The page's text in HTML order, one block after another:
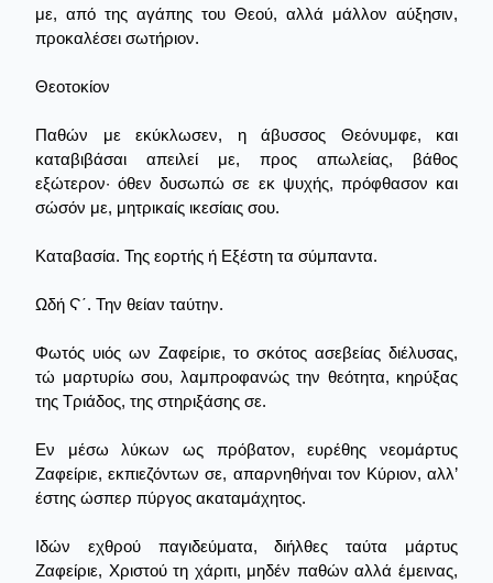
με, από της αγάπης του Θεού, αλλά μάλλον αύξησιν,
προκαλέσει σωτήριον.
Θεοτοκίον
Παθών με εκύκλωσεν, η άβυσσος Θεόνυμφε, και
καταβιβάσαι απειλεί με, προς απωλείας, βάθος
εξώτερον· όθεν δυσωπώ σε εκ ψυχής, πρόφθασον και
σώσόν με, μητρικαίς ικεσίαις σου.
Καταβασία. Της εορτής ή Εξέστη τα σύμπαντα.
Ωδή Ϛ΄. Την θείαν ταύτην.
Φωτός υιός ων Ζαφείριε, το σκότος ασεβείας διέλυσας,
τώ μαρτυρίω σου, λαμπροφανώς την θεότητα, κηρύξας
της Τριάδος, της στηριξάσης σε.
Εν μέσω λύκων ως πρόβατον, ευρέθης νεομάρτυς
Ζαφείριε, εκπιεζόντων σε, απαρνηθήναι τον Κύριον, αλλ’
έστης ώσπερ πύργος ακαταμάχητος.
Ιδών εχθρού παγιδεύματα, διήλθες ταύτα μάρτυς
Ζαφείριε, Χριστού τη χάριτι, μηδέν παθών αλλά έμεινας,